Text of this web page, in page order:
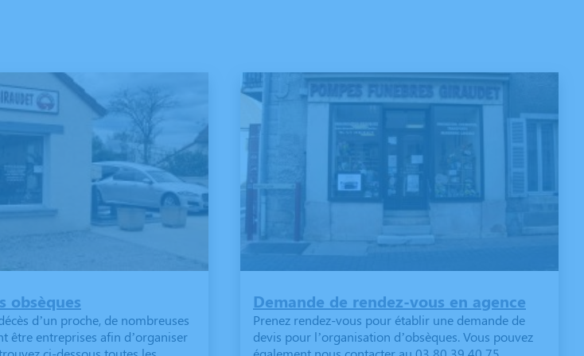
obsèques
d’un proche, de nombreuses
être entreprises afin d’organiser
Demande de rendez-vous en agence
Prenez rendez-vous pour établir une demande de
devis pour l’organisation d’obsèques. Vous pouvez